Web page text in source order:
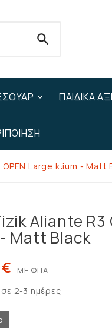

ΠΑΙΔΙΚΆ
Large k:ium - Matt
Aliante R3
Matt Black
ΜΕ ΦΠΑ
2-3 ημέρες